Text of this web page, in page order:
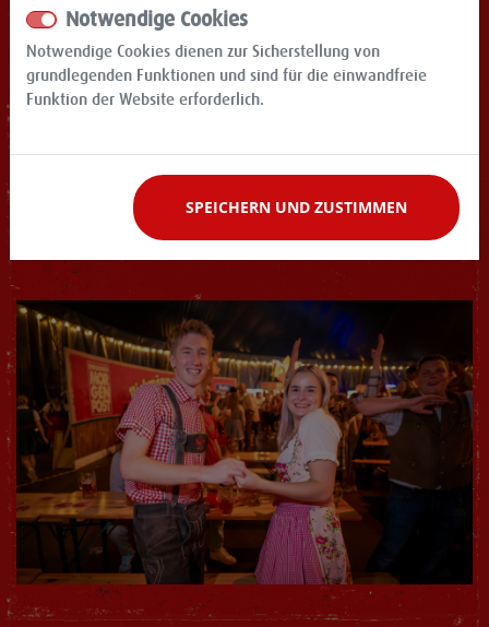
Notwendige Cookies
Notwendige Cookies dienen zur Sicherstellung von
grundlegenden Funktionen und sind für die einwandfreie
Funktion der Website erforderlich.
SPEICHERN UND ZUSTIMMEN